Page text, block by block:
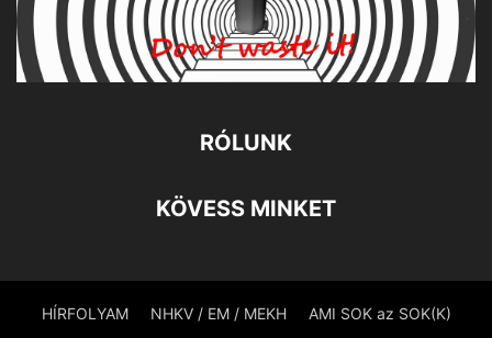
RÓLUNK
KÖVESS MINKET
HÍRFOLYAM NHKV / EM / MEKH AMI SOK az SOK(K)